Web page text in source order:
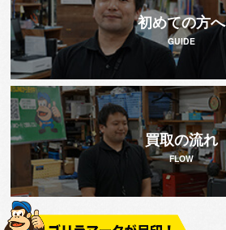
初めての方へ
GUIDE
買取の流れ
FLOW